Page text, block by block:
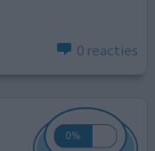
0 reacties